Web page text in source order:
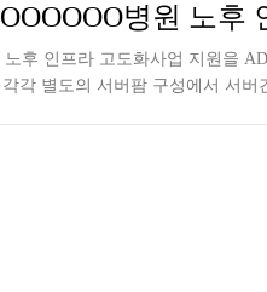
병원 노
후 인프라 고도화사업 지원을
각 별도의 서버팜 구성에서 서